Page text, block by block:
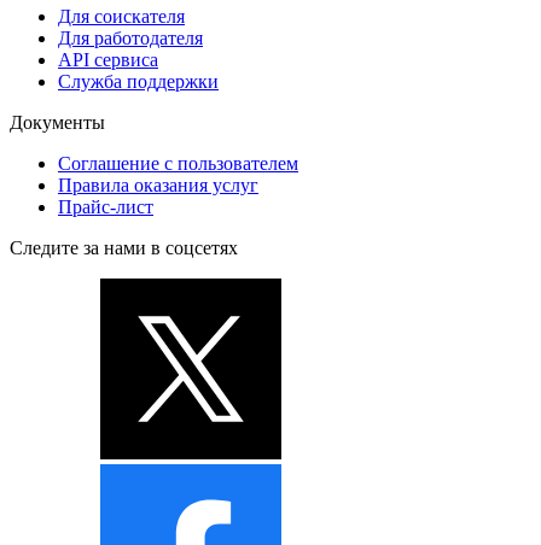
Для соискателя
Для работодателя
API сервиса
Служба поддержки
Документы
Соглашение с пользователем
Правила оказания услуг
Прайс-лист
Следите за нами в соцсетях